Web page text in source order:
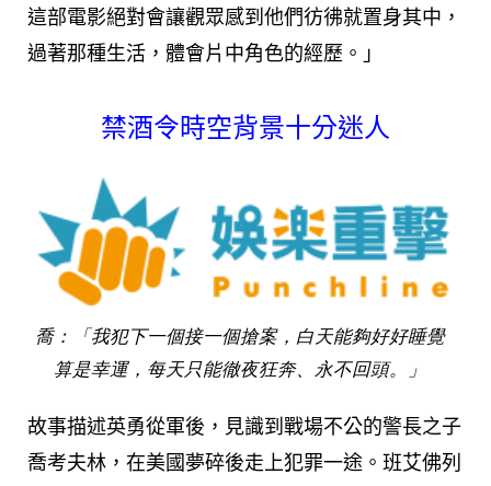
這部電影絕對會讓觀眾感到他們彷彿就置身其中，
過著那種生活，體會片中角色的經歷。」
禁酒令時空背景十分迷人
喬：「我犯下一個接一個搶案，白天能夠好好睡覺
算是幸運，每天只能徹夜狂奔、永不回頭。」
故事描述英勇從軍後，見識到戰場不公的警長之子
喬考夫林，在美國夢碎後走上犯罪一途。班艾佛列